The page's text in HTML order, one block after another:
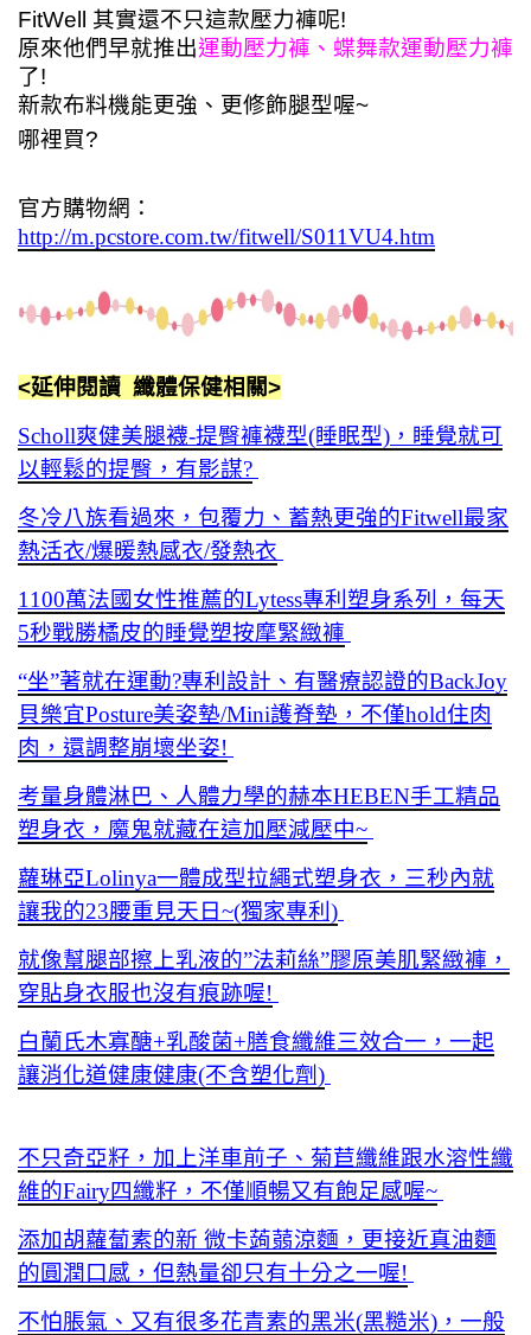
FitWell 其實還不只這款壓力褲呢!
原來他們早就推出運動壓力褲、蝶舞款運動壓力褲
了!
新款布料機能更強、更修飾腿型喔~
哪裡買?
官方購物網：
http://m.pcstore.com.tw/fitwell/S011VU4.htm
<延伸閱讀 纖體保健相關>
Scholl爽健美腿襪-提臀褲襪型(睡眠型)，睡覺就可
以輕鬆的提臀，有影謀?
冬冷八族看過來，包覆力、蓄熱更強的Fitwell最家
熱活衣/爆暖熱感衣/發熱衣
1100萬法國女性推薦的Lytess專利塑身系列，每天
5秒戰勝橘皮的睡覺塑按摩緊緻褲
“坐”著就在運動?專利設計、有醫療認證的BackJoy
貝樂宜Posture美姿墊/Mini護脊墊，不僅hold住肉
肉，還調整崩壞坐姿!
考量身體淋巴、人體力學的赫本HEBEN手工精品
塑身衣，魔鬼就藏在這加壓減壓中~
蘿琳亞Lolinya一體成型拉繩式塑身衣，三秒內就
讓我的23腰重見天日~(獨家專利)
就像幫腿部擦上乳液的”法莉絲”膠原美肌緊緻褲，
穿貼身衣服也沒有痕跡喔!
白蘭氏木寡醣+乳酸菌+膳食纖維三效合一，一起
讓消化道健康健康(不含塑化劑)
不只奇亞籽，加上洋車前子、菊苣纖維跟水溶性纖
維的Fairy四纖籽，不僅順暢又有飽足感喔~
添加胡蘿蔔素的新 微卡蒟蒻涼麵，更接近真油麵
的圓潤口感，但熱量卻只有十分之一喔!
不怕脹氣、又有很多花青素的黑米(黑糙米)，一般